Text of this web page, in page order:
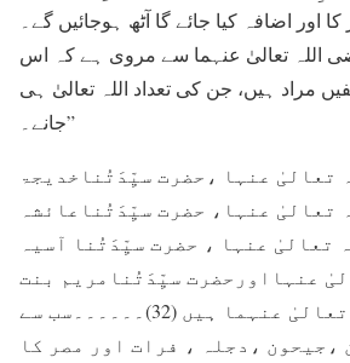
کا اور اضافہ کیا جائے گا آٹھ ہوجائیں گے۔
اللہ تعالیٰ عنہما سے مروی ہے کہ اس
مراد ہیں، جن کی تعداد اللہ تعالیٰ ہی
جانے۔”
تعالیٰ عنہا ،حضرت سیِّدَتُناخدیجۃ
تعالیٰ عنہا، حضرت سیِّدَتُناعائشہ
تعالیٰ عنہا ، حضرت سیِّدَتُنا آسیہ
عنہااورحضرت سیِّدَتُنامریم بنت
عمران رضی اللہ تعالیٰ عنہما ہیں (32)۔۔۔۔۔۔سب سے
،جیحون ،دجلہ ، فرات اور مصر کا